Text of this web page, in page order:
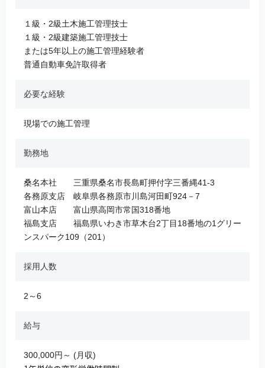
１級・2級土木施工管理技士
１級・2級建築施工管理技士
または5年以上の施工管理経験者
普通自動車免許取得者
必要な経験
現場での施工管理
勤務地
桑名本社 三重県桑名市長島町押付字三番縄41-3
各務原支店 岐阜県各務原市川島河田町924－7
富山本店 富山県高岡市常国318番地
福島支店 福島県いわき市草木台2丁目18番地の1グリー
ンスパーク109（201）
採用人数
2～6
給与
300,000円～ (月収)